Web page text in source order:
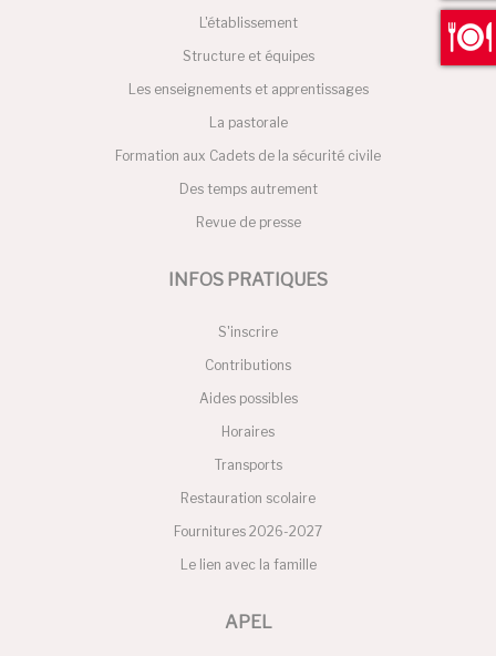
L'établissement
Structure et équipes
Les enseignements et apprentissages
La pastorale
Formation aux Cadets de la sécurité civile
Des temps autrement
Revue de presse
INFOS PRATIQUES
S'inscrire
Contributions
Aides possibles
Horaires
Transports
Restauration scolaire
Fournitures 2026-2027
Le lien avec la famille
APEL